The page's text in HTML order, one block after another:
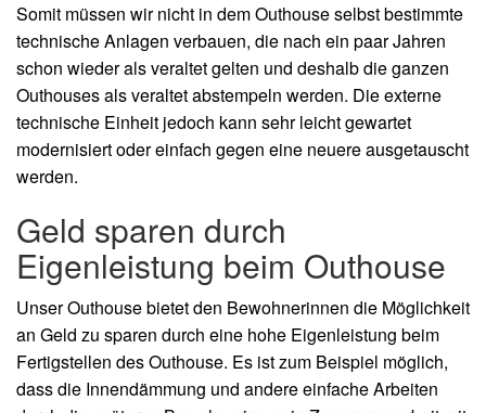
Somit müssen wir nicht in dem Outhouse selbst bestimmte
technische Anlagen verbauen, die nach ein paar Jahren
schon wieder als veraltet gelten und deshalb die ganzen
Outhouses als veraltet abstempeln werden. Die externe
technische Einheit jedoch kann sehr leicht gewartet
modernisiert oder einfach gegen eine neuere ausgetauscht
werden.
Geld sparen durch
Eigenleistung beim Outhouse
Unser Outhouse bietet den Bewohnerinnen die Möglichkeit
an Geld zu sparen durch eine hohe Eigenleistung beim
Fertigstellen des Outhouse. Es ist zum Beispiel möglich,
dass die Innendämmung und andere einfache Arbeiten